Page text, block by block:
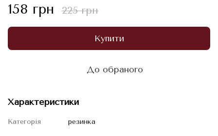
158 грн 225 грн
Купити
До обраного
Характеристики
Категорія резинка